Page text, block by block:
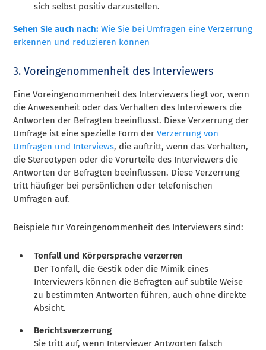
sich selbst positiv darzustellen.
Sehen Sie auch nach: Wie Sie bei Umfragen eine Verzerrung
erkennen und reduzieren können
3. Voreingenommenheit des Interviewers
Eine Voreingenommenheit des Interviewers liegt vor, wenn
die Anwesenheit oder das Verhalten des Interviewers die
Antworten der Befragten beeinflusst. Diese Verzerrung der
Umfrage ist eine spezielle Form derVerzerrung von
Umfragen und Interviews, die auftritt, wenn das Verhalten,
die Stereotypen oder die Vorurteile des Interviewers die
Antworten der Befragten beeinflussen. Diese Verzerrung
tritt häufiger bei persönlichen oder telefonischen
Umfragen auf.
Beispiele für Voreingenommenheit des Interviewers sind:
Tonfall und Körpersprache verzerren
Der Tonfall, die Gestik oder die Mimik eines
Interviewers können die Befragten auf subtile Weise
zu bestimmten Antworten führen, auch ohne direkte
Absicht.
Berichtsverzerrung
Sie tritt auf, wenn Interviewer Antworten falsch